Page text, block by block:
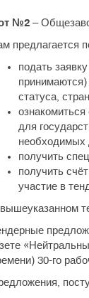
№2 –
предлагается
подать
принимаются)
статуса,
для
необходимых
получить
получить
участие в
30-го